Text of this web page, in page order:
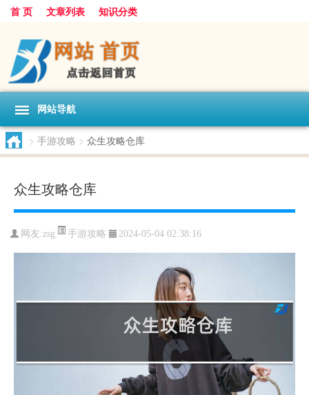
首 页 文章列表 知识分类
网站导航
> 手游攻略 > 众生攻略仓库
众生攻略仓库
网友:zsg 手游攻略 2024-05-04 02:38:16